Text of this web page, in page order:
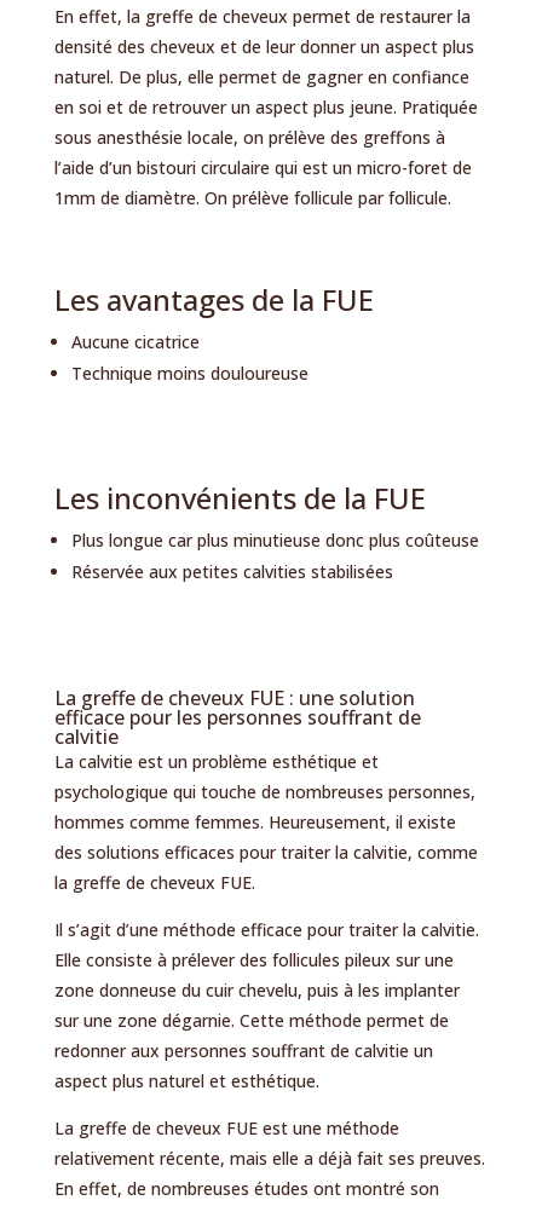
En effet, la greffe de cheveux permet de restaurer la
densité des cheveux et de leur donner un aspect plus
naturel. De plus, elle permet de gagner en confiance
en soi et de retrouver un aspect plus jeune. Pratiquée
sous anesthésie locale, on prélève des greffons à
l’aide d’un bistouri circulaire qui est un micro-foret de
1mm de diamètre. On prélève follicule par follicule.
Les avantages de la FUE
Aucune cicatrice
Technique moins douloureuse
Les inconvénients de la FUE
Plus longue car plus minutieuse donc plus coûteuse
Réservée aux petites calvities stabilisées
La greffe de cheveux FUE : une solution
efficace pour les personnes souffrant de
calvitie
La calvitie est un problème esthétique et
psychologique qui touche de nombreuses personnes,
hommes comme femmes. Heureusement, il existe
des solutions efficaces pour traiter la calvitie, comme
la greffe de cheveux FUE.
Il s’agit d’une méthode efficace pour traiter la calvitie.
Elle consiste à prélever des follicules pileux sur une
zone donneuse du cuir chevelu, puis à les implanter
sur une zone dégarnie. Cette méthode permet de
redonner aux personnes souffrant de calvitie un
aspect plus naturel et esthétique.
La greffe de cheveux FUE est une méthode
relativement récente, mais elle a déjà fait ses preuves.
En effet, de nombreuses études ont montré son